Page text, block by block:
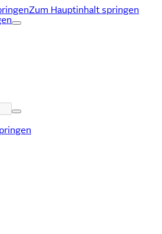
Zum Hauptinhalt springen